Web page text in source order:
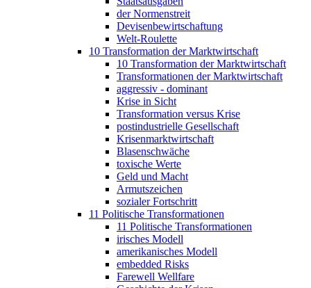
der Normenstreit
Devisenbewirtschaftung
Welt-Roulette
10 Transformation der Marktwirtschaft
10 Transformation der Marktwirtschaft
Transformationen der Marktwirtschaft
aggressiv - dominant
Krise in Sicht
Transformation versus Krise
postindustrielle Gesellschaft
Krisenmarktwirtschaft
Blasenschwäche
toxische Werte
Geld und Macht
Armutszeichen
sozialer Fortschritt
11 Politische Transformationen
11 Politische Transformationen
irisches Modell
amerikanisches Modell
embedded Risks
Farewell Wellfare